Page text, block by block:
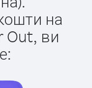
на
Out, ви